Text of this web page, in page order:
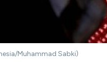
Muhammad Sabki)